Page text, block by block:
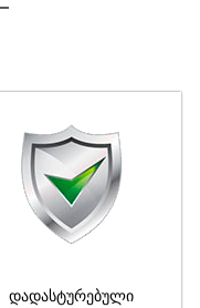
დადასტურებული